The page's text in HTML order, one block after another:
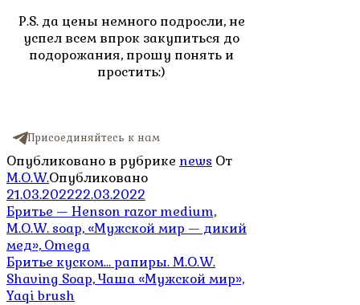
P.S. да цены немного подросли, не
успел всем впрок закупиться до
подорожания, прошу понять и
простить:)
Присоединяйтесь к нам
Опубликовано в рубрике news От
M.O.W.Опубликовано
21.03.202222.03.2022
Навигация
по
записям
Бритье — Henson razor medium,
M.O.W. soap, «Мужской мир — дикий
мед», Omega
Бритье куском… рапиры. M.O.W.
Shaving Soap, Чаша «Мужской мир»,
Yaqi brush